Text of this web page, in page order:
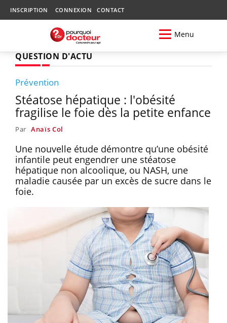
INSCRIPTION CONNEXION CONTACT
Menu
QUESTION D'ACTU
Prévention
Stéatose hépatique : l'obésité
fragilise le foie dès la petite enfance
Par Anaïs Col
Une nouvelle étude démontre qu’une obésité
infantile peut engendrer une stéatose
hépatique non alcoolique, ou NASH, une
maladie causée par un excès de sucre dans le
foie.